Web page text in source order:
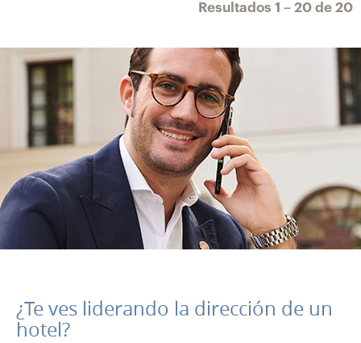
Resultados 1 – 20 de 20
¿Te ves liderando la dirección de un
hotel?